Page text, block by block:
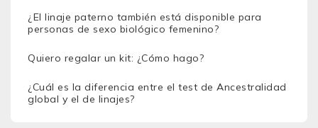
¿El linaje paterno también está disponible para
personas de sexo biológico femenino?
Quiero regalar un kit: ¿Cómo hago?
¿Cuál es la diferencia entre el test de Ancestralidad
global y el de linajes?